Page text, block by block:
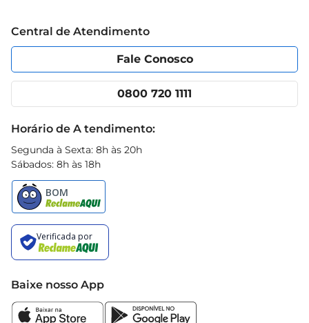
Política de Privacidade
Portal do fornecedor
Cencosud Media
Código de Ética
App Prezunic
Central de Atendimento
Fale Conosco
0800 720 1111
Horário de A tendimento:
Segunda à Sexta: 8h às 20h
Sábados: 8h às 18h
Baixe nosso App